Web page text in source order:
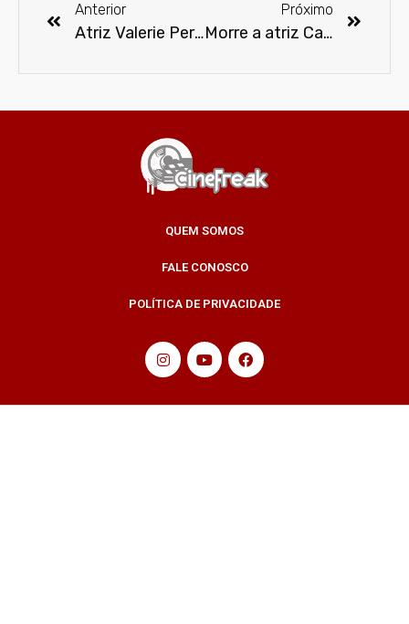
Anterior
Atriz Valerie Perrine morre aos 82 anos
Próximo
Morre a atriz Carrie Anne Fleming aos 51 anos
QUEM SOMOS
FALE CONOSCO
POLÍTICA DE PRIVACIDADE